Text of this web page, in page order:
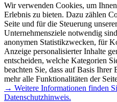
Wir verwenden Cookies, um
Erlebnis zu bieten. Dazu zählen
Seite und für die Steuerung
Unternehmensziele notwendig
anonymen Statistikzwecken, für
Anzeige personalisierter Inhalte
entscheiden, welche Kategorien
beachten Sie, dass auf Basis
mehr alle Funktionalitäten der
→ Weitere Informationen finden
Datenschutzhinweis.